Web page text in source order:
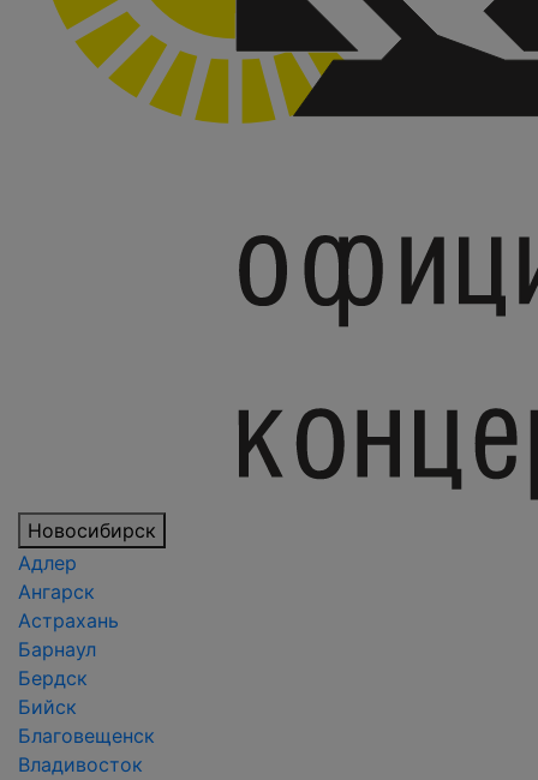
Новосибирск
Адлер
Ангарск
Астрахань
Барнаул
Бердск
Бийск
Благовещенск
Владивосток